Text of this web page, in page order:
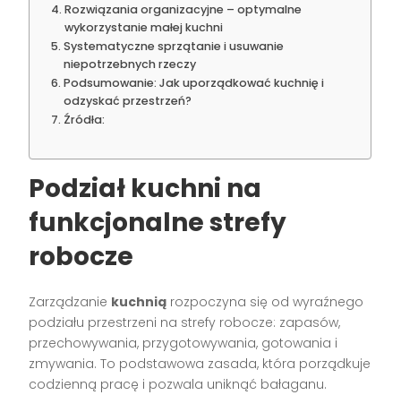
Rozwiązania organizacyjne – optymalne
wykorzystanie małej kuchni
Systematyczne sprzątanie i usuwanie
niepotrzebnych rzeczy
Podsumowanie: Jak uporządkować kuchnię i
odzyskać przestrzeń?
Źródła:
Podział kuchni na
funkcjonalne strefy
robocze
Zarządzanie kuchnią rozpoczyna się od wyraźnego
podziału przestrzeni na strefy robocze: zapasów,
przechowywania, przygotowywania, gotowania i
zmywania. To podstawowa zasada, która porządkuje
codzienną pracę i pozwala uniknąć bałaganu.